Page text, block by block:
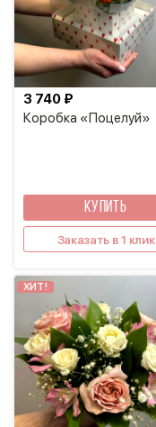
Коробка «Поцелуй»
3 740 ₽
КУПИТЬ
Заказать в 1 клик
ХИТ!